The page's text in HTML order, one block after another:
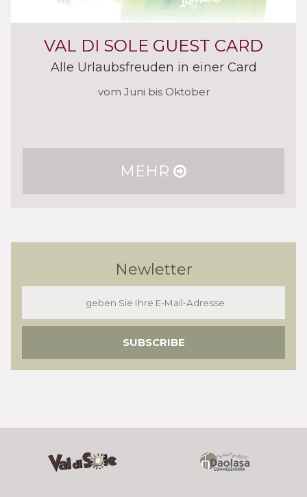
VAL DI SOLE GUEST CARD
Alle Urlaubsfreuden in einer Card
vom Juni bis Oktober
MEHR
Newletter